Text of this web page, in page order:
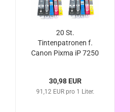
20 St.
Tintenpatronen f.
Canon Pixma iP 7250
551XL mit Chip u.
Füllstandsanzeige
30,98 EUR
91,12 EUR pro 1 Liter.